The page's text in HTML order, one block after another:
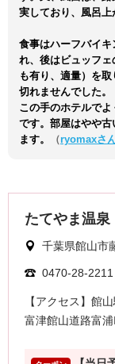
実しており、風呂上
食事はハーフバイ
れ、後はビュッフ
も有り、適量）を
切れませんでした。
この手のホテルで
です。部屋はやや
ます。
（ryomaxさ